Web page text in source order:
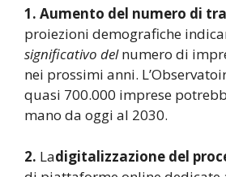
1. Aumento del numero di
proiezioni demografiche
significativo delnumero di
nei prossimi anni.
quasi 700.000 imprese
mano da oggi al 2030.
2. Ladigitalizzazione del